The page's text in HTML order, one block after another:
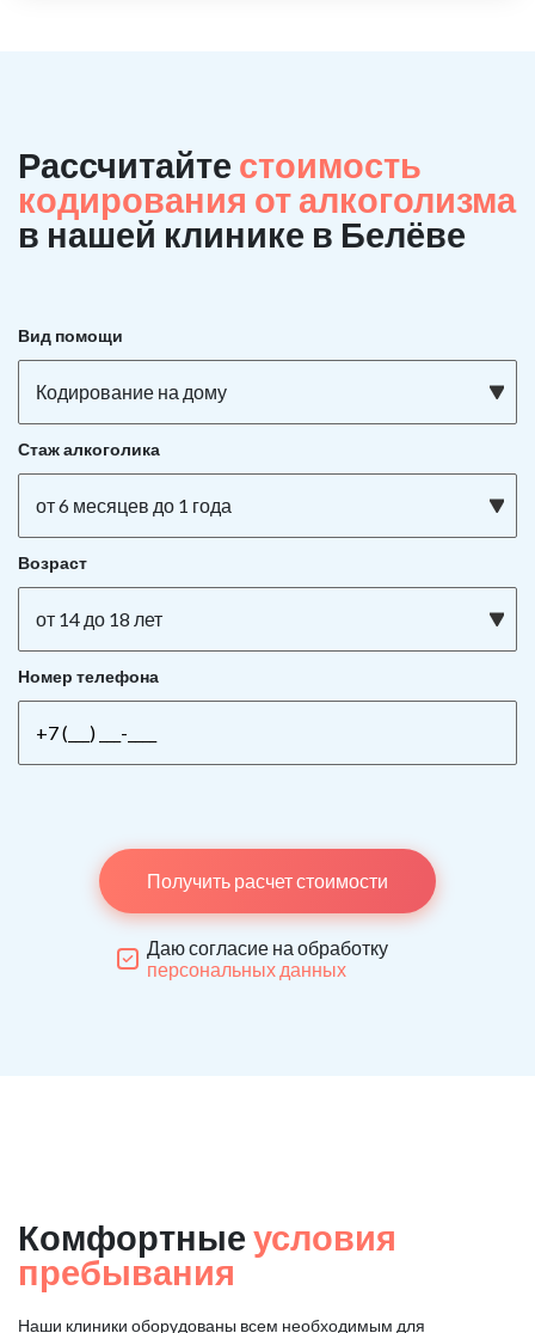
Рассчитайте стоимость
кодирования от алкоголизма
в нашей клинике в Белёве
Вид помощи
Кодирование на дому
Стаж алкоголика
от 6 месяцев до 1 года
Возраст
от 14 до 18 лет
Номер телефона
Получить расчет стоимости
Даю согласие на обработку
персональных данных
Комфортные условия
пребывания
Наши клиники оборудованы всем необходимым для